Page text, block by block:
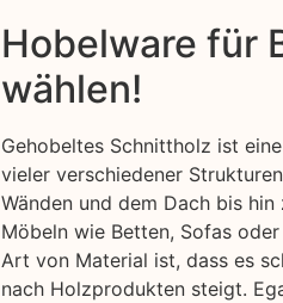
Hobelware für
wählen!
Gehobeltes Schnittholz ist
vieler verschiedener
Wänden und dem Dach bis
Möbeln wie Betten, Sofas
Art von Material ist, dass es
nach Holzprodukten steigt.